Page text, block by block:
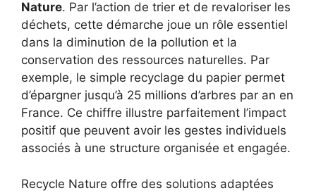
Nature. Par l’action de trier et de revaloriser les
déchets, cette démarche joue un rôle essentiel
dans la diminution de la pollution et la
conservation des ressources naturelles. Par
exemple, le simple recyclage du papier permet
d’épargner jusqu’à 25 millions d’arbres par an en
France. Ce chiffre illustre parfaitement l’impact
positif que peuvent avoir les gestes individuels
associés à une structure organisée et engagée.
Recycle Nature offre des solutions adaptées